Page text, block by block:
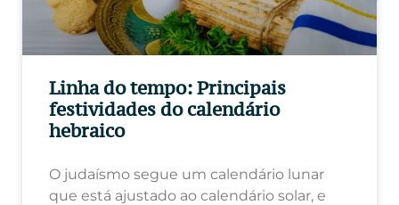
Linha do tempo: Principais
festividades do calendário
hebraico
O judaísmo segue um calendário lunar
que está ajustado ao calendário solar, e